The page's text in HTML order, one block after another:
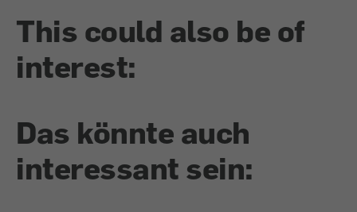
This could also be of
interest:
Das könnte auch
interessant sein: